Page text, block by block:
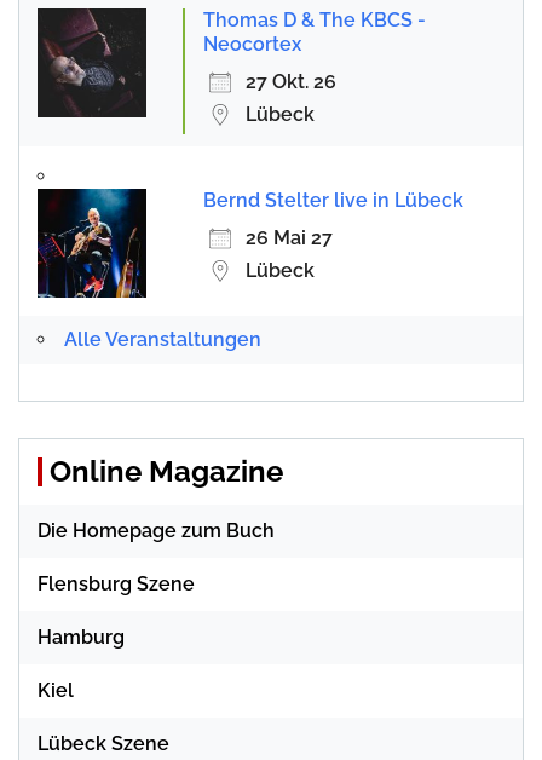
Thomas D & The KBCS -
Neocortex
27 Okt. 26
Lübeck
Bernd Stelter live in Lübeck
26 Mai 27
Lübeck
Alle Veranstaltungen
Online Magazine
Die Homepage zum Buch
Flensburg Szene
Hamburg
Kiel
Lübeck Szene